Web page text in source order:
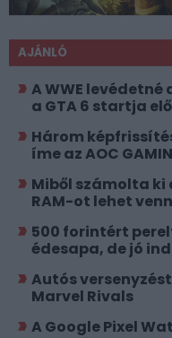
AJÁNLÓ
A WWE
a GTA 6 startja
Három
íme az AOC
Miből számolta ki
RAM-ot lehet
500 forintért
édesapa, de jó
Autós
Marvel Rivals
A Google Pixel